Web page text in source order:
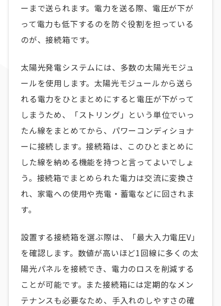
ーまで送られます。電力を送る際、電圧が下が
って電力も低下するのを防ぐ役割を担っている
のが、接続箱です。
太陽光発電システムには、多数の太陽光モジュ
ールを使用します。太陽光モジュールから送ら
れる電力をひとまとめにすると電圧が下がって
しまうため、「ストリング」という単位でいっ
たん線をまとめてから、パワーコンディショナ
ーに接続します。接続箱は、このひとまとめに
した線を納める機能を持つと言ってよいでしょ
う。接続箱でまとめられた電力は交流に変換さ
れ、家電への使用や売電・蓄電などに回されま
す。
設置する接続箱を選ぶ際は、「最大入力電圧V」
を確認します。数値が高いほど1回線に多くの太
陽光パネルを接続でき、電力のロスを削減する
ことが可能です。また接続箱には定期的なメン
テナンスも必要なため、手入れのしやすさの確